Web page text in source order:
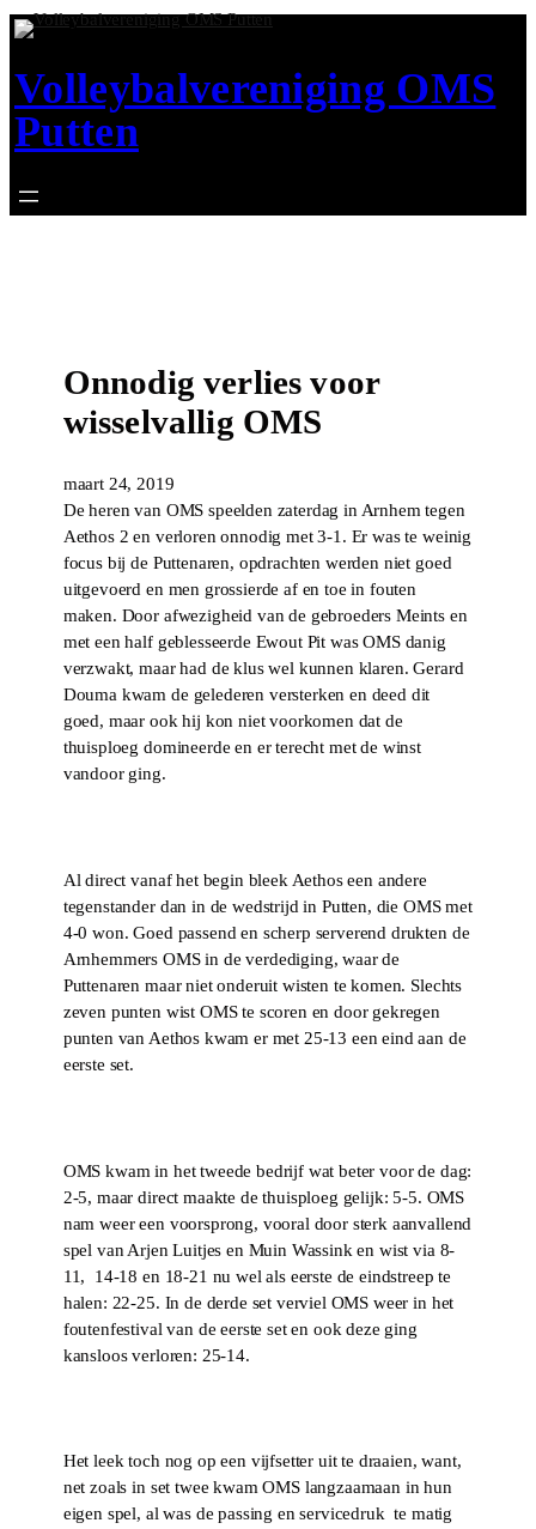
Ga
de
inhoud
Volleybalvereniging OMS
Putten
Onnodig verlies voor
wisselvallig OMS
maart 24, 2019
De heren van OMS speelden zaterdag in Arnhem tegen
Aethos 2 en verloren onnodig met 3-1. Er was te weinig
focus bij de Puttenaren, opdrachten werden niet goed
uitgevoerd en men grossierde af en toe in fouten
maken. Door afwezigheid van de gebroeders Meints en
met een half geblesseerde Ewout Pit was OMS danig
verzwakt, maar had de klus wel kunnen klaren. Gerard
Douma kwam de gelederen versterken en deed dit
goed, maar ook hij kon niet voorkomen dat de
thuisploeg domineerde en er terecht met de winst
vandoor ging.
Al direct vanaf het begin bleek Aethos een andere
tegenstander dan in de wedstrijd in Putten, die OMS met
4-0 won. Goed passend en scherp serverend drukten de
Arnhemmers OMS in de verdediging, waar de
Puttenaren maar niet onderuit wisten te komen. Slechts
zeven punten wist OMS te scoren en door gekregen
punten van Aethos kwam er met 25-13 een eind aan de
eerste set.
OMS kwam in het tweede bedrijf wat beter voor de dag:
2-5, maar direct maakte de thuisploeg gelijk: 5-5. OMS
nam weer een voorsprong, vooral door sterk aanvallend
spel van Arjen Luitjes en Muin Wassink en wist via 8-
11, 14-18 en 18-21 nu wel als eerste de eindstreep te
halen: 22-25. In de derde set verviel OMS weer in het
foutenfestival van de eerste set en ook deze ging
kansloos verloren: 25-14.
Het leek toch nog op een vijfsetter uit te draaien, want,
net zoals in set twee kwam OMS langzaamaan in hun
eigen spel, al was de passing en servicedruk te matig